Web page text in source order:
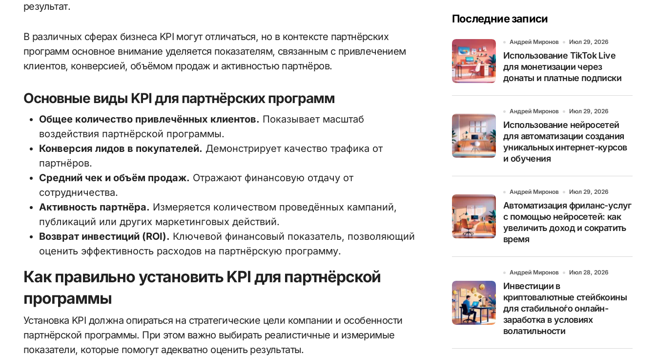
результат.
В различных сферах бизнеса KPI могут отличаться, но в контексте партнёрских
программ основное внимание уделяется показателям, связанным с привлечением
клиентов, конверсией, объёмом продаж и активностью партнёров.
Основные виды KPI для партнёрских программ
Общее количество привлечённых клиентов. Показывает масштаб
воздействия партнёрской программы.
Конверсия лидов в покупателей. Демонстрирует качество трафика от
партнёров.
Средний чек и объём продаж. Отражают финансовую отдачу от
сотрудничества.
Активность партнёра. Измеряется количеством проведённых кампаний,
публикаций или других маркетинговых действий.
Возврат инвестиций (ROI). Ключевой финансовый показатель, позволяющий
оценить эффективность расходов на партнёрскую программу.
Как правильно установить KPI для партнёрской
программы
Установка KPI должна опираться на стратегические цели компании и особенности
партнёрской программы. При этом важно выбирать реалистичные и измеримые
показатели, которые помогут адекватно оценить результаты.
Последние записи
Андрей Миронов Июл 29, 2026
Использование TikTok Live
для монетизации через
донаты и платные подписки
Андрей Миронов Июл 29, 2026
Использование нейросетей
для автоматизации создания
уникальных интернет-курсов
и обучения
Андрей Миронов Июл 29, 2026
Автоматизация фриланс-услуг
с помощью нейросетей: как
увеличить доход и сократить
время
Андрей Миронов Июл 28, 2026
Инвестиции в
криптовалютные стейбкоины
для стабильно́го онлайн-
заработка в условиях
волатильности